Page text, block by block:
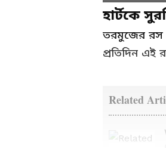
হার্টকে
তরমুজের রস
প্রতিদিন এই
Related